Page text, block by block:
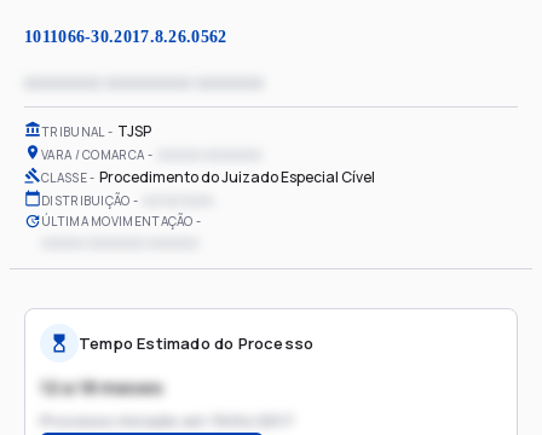
1011066-30.2017.8.26.0562
TRIBUNAL TJSP
VARA / COMARCA
CLASSE Procedimento do Juizado Especial Cível
DISTRIBUIÇÃO
ÚLTIMA MOVIMENTAÇÃO
Tempo Estimado do Processo
12 a 18 meses
Processo iniciado em